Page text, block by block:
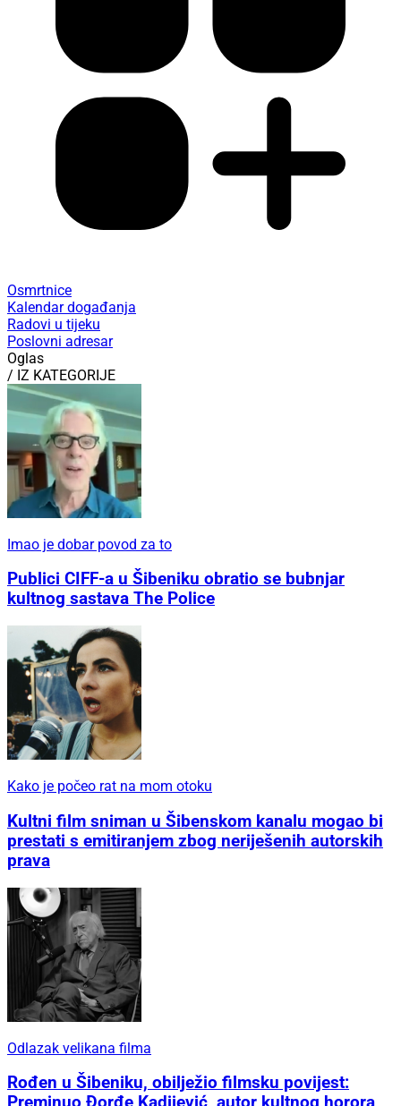
Osmrtnice
Kalendar događanja
Radovi u tijeku
Poslovni adresar
Oglas
/ IZ KATEGORIJE
Imao je dobar povod za to
Publici CIFF-a u Šibeniku obratio se bubnjar
kultnog sastava The Police
Kako je počeo rat na mom otoku
Kultni film sniman u Šibenskom kanalu mogao bi
prestati s emitiranjem zbog neriješenih autorskih
prava
Odlazak velikana filma
Rođen u Šibeniku, obilježio filmsku povijest: